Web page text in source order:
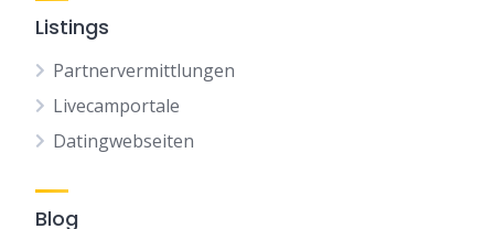
Listings
Partnervermittlungen
Livecamportale
Datingwebseiten
Blog